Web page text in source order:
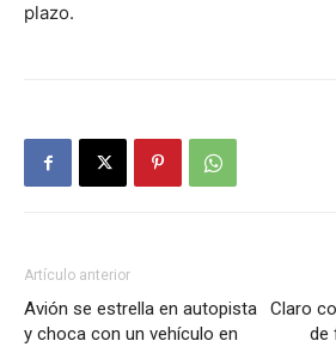
plazo.
Artículo anterior
Avión se estrella en autopista
y choca con un vehículo en
Claro
de